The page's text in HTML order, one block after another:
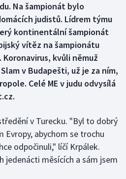
Na šampionát bylo
judistů. Lídrem týmu
kontinentální šampionát
vítěz na šampionátu
kvůli němuž
v Budapešti, už je za ním,
Celé ME v judu odvysílá
v Turecku. "Byl to dobrý
abychom se trochu
odpočinuli," líčí Krpálek.
jedenácti měsících a sám jsem